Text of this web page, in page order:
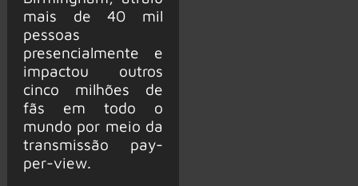
mais de 40 mil
pessoas
presencialmente e
impactou outros
cinco milhões de
fãs em todo o
mundo por meio da
transmissão pay-
per-view.